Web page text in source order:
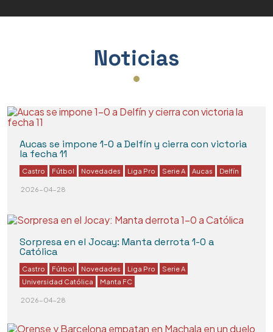
Noticias
Aucas se impone 1-0 a Delfín y cierra con victoria
la fecha 11
Castro Fútbol Novedades Liga Pro Serie A Aucas Delfín
2026-04-28
Sorpresa en el Jocay: Manta derrota 1-0 a
Católica
Castro Fútbol Novedades Liga Pro
Serie A
Universidad Católica
Manta FC
2026-04-28